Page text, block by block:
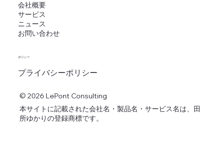
会社概要
サービス
ニュース
お問い合わせ
プライバシーポリシー
ポリシー
© 2026 LePont Consulting
本サイトに記載された会社名・製品名・サービス名は、田
所ゆかりの登録商標です。